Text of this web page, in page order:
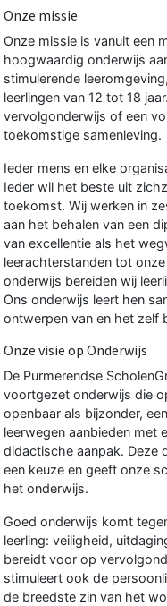
Onze missie
Onze missie is vanuit een
hoogwaardig onderwijs
stimulerende
leerlingen van 12 tot 18
vervolgonderwijs of een
toekomstige samenleving.
Ieder mens en elke
Ieder wil het beste uit
toekomst. Wij werken in
aan het behalen van een
van excellentie als het
leerachterstanden tot
onderwijs bereiden wij
Ons onderwijs leert hen
ontwerpen van en het zelf
Onze visie op Onderwijs
De Purmerendse
voortgezet onderwijs die
openbaar als bijzonder,
leerwegen aanbieden met
didactische aanpak. Deze
een keuze en geeft onze
het onderwijs.
Goed onderwijs komt
leerling: veiligheid,
bereidt voor op
stimuleert ook de
de breedste zin van het